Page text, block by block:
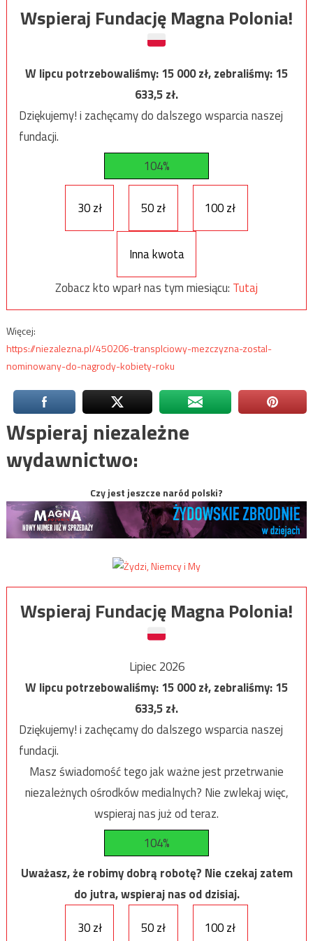
Wspieraj Fundację Magna Polonia!
W lipcu potrzebowaliśmy:15 000zł, zebraliśmy:15
633,5zł.
Dziękujemy! i zachęcamy do dalszego wsparcia naszej
fundacji.
104%
30 zł 50 zł 100 zł
Inna kwota
Zobacz kto wparł nas tym miesiącu: Tutaj
Więcej:
https://niezalezna.pl/450206-transplciowy-mezczyzna-zostal-
nominowany-do-nagrody-kobiety-roku
Wspieraj niezależne
wydawnictwo:
Czy jest jeszcze naród polski?
Wspieraj Fundację Magna Polonia!
Lipiec 2026
W lipcu potrzebowaliśmy:15 000zł, zebraliśmy:15
633,5zł.
Dziękujemy! i zachęcamy do dalszego wsparcia naszej
fundacji.
Masz świadomość tego jak ważne jest przetrwanie
niezależnych ośrodków medialnych? Nie zwlekaj więc,
wspieraj nas już od teraz.
104%
Uważasz, że robimy dobrą robotę? Nie czekaj zatem
do jutra, wspieraj nas od dzisiaj.
30 zł
50 zł 100 zł